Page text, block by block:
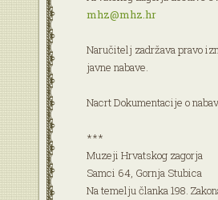
mhz@mhz.hr
Naručitelj zadržava pravo
javne nabave.
Nacrt Dokumentacije o
***
Muzeji Hrvatskog zagorja
Samci 64, Gornja Stubica
Na temelju članka 198.